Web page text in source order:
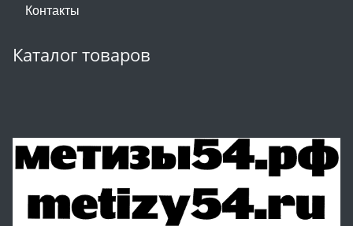
Контакты
Каталог товаров